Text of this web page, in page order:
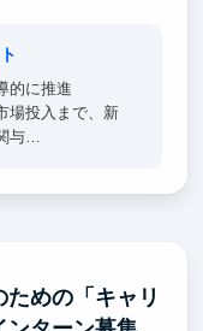
的に推進
場投入まで、新
与
財務など、事業
ための「キャリ